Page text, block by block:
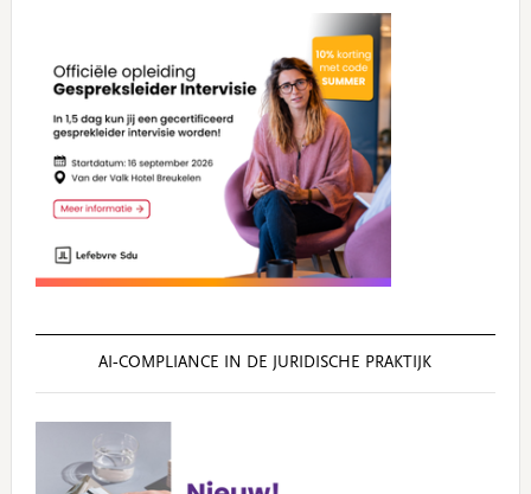
AI‑COMPLIANCE IN DE JURIDISCHE PRAKTIJK